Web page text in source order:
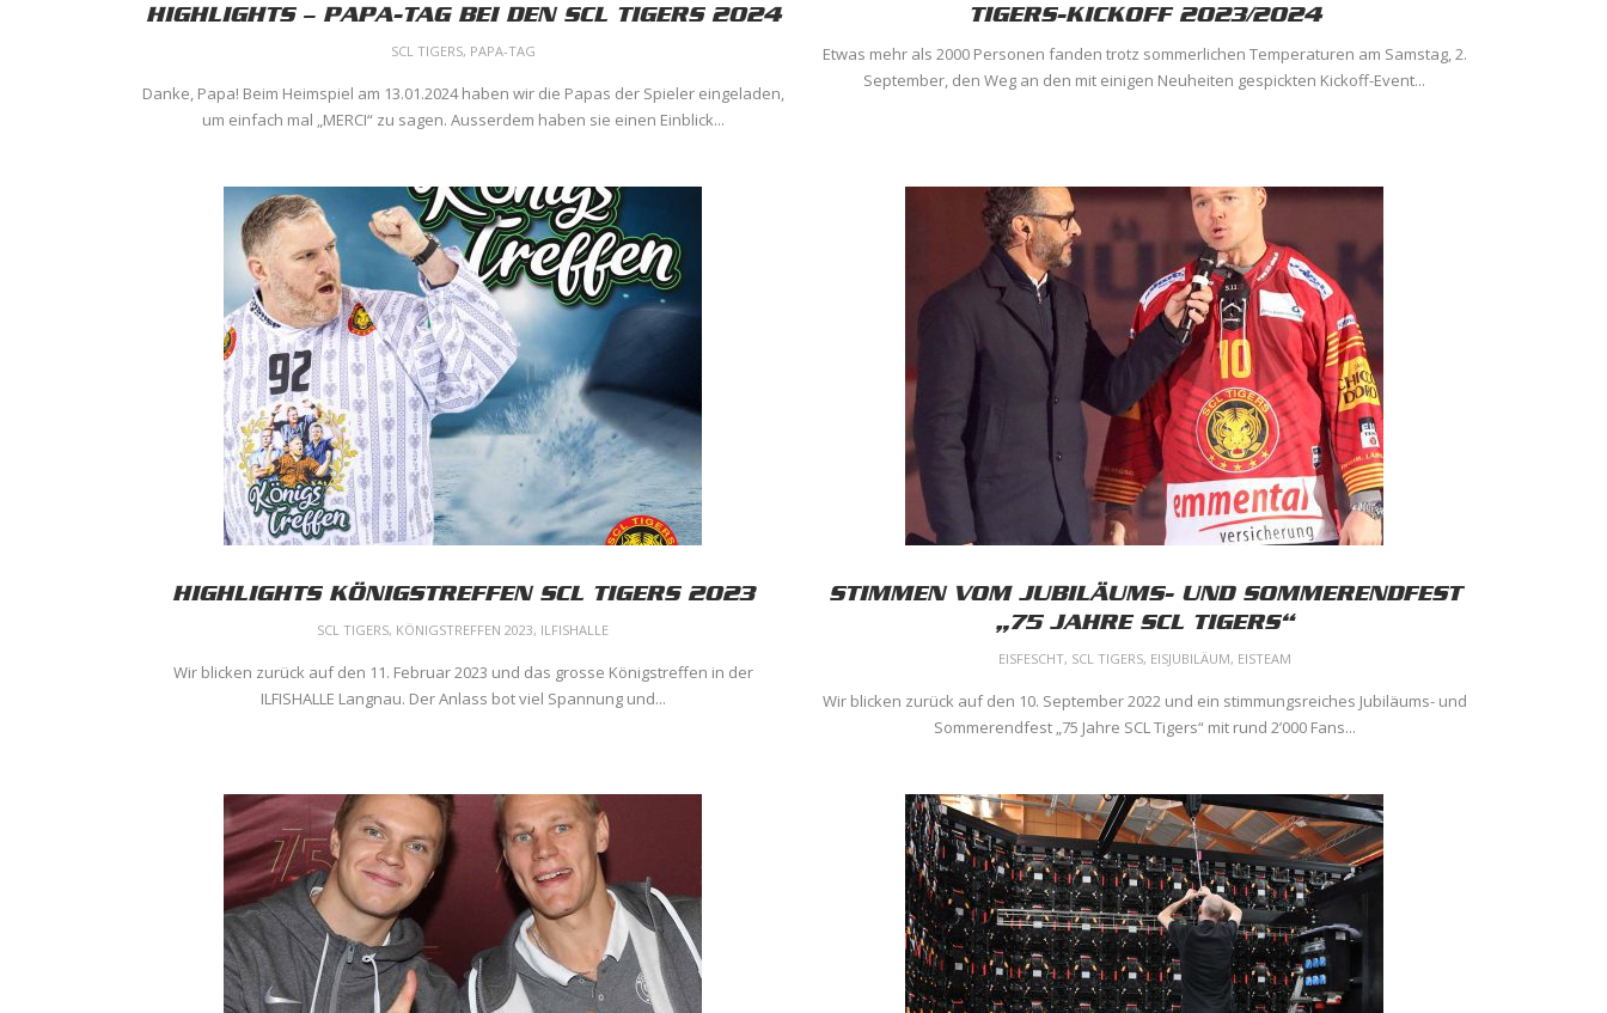
HIGHLIGHTS – PAPA-TAG BEI DEN SCL TIGERS 2024
SCL TIGERS, PAPA-TAG
Danke, Papa! Beim Heimspiel am 13.01.2024 haben wir die Papas der Spieler eingeladen,
um einfach mal „MERCI“ zu sagen. Ausserdem haben sie einen Einblick...
TIGERS-KICKOFF 2023/2024
Etwas mehr als 2000 Personen fanden trotz sommerlichen Temperaturen am Samstag, 2.
September, den Weg an den mit einigen Neuheiten gespickten Kickoff-Event...
HIGHLIGHTS KÖNIGSTREFFEN SCL TIGERS 2023
SCL TIGERS, KÖNIGSTREFFEN 2023, ILFISHALLE
Wir blicken zurück auf den 11. Februar 2023 und das grosse Königstreffen in der
ILFISHALLE Langnau. Der Anlass bot viel Spannung und...
STIMMEN VOM JUBILÄUMS- UND SOMMERENDFEST
„75 JAHRE SCL TIGERS“
EISFESCHT, SCL TIGERS, EISJUBILÄUM, EISTEAM
Wir blicken zurück auf den 10. September 2022 und ein stimmungsreiches Jubiläums- und
Sommerendfest „75 Jahre SCL Tigers“ mit rund 2’000 Fans...